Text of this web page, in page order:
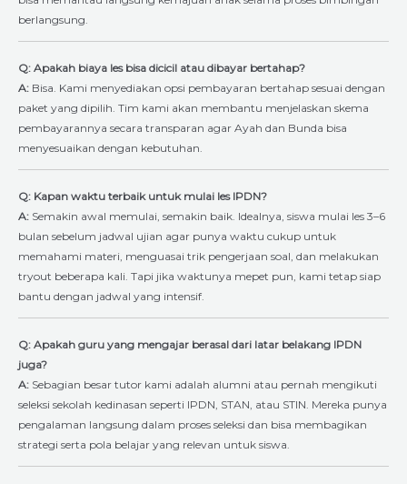
berlangsung.
Q: Apakah biaya les bisa dicicil atau dibayar bertahap?
A: Bisa. Kami menyediakan opsi pembayaran bertahap sesuai dengan
paket yang dipilih. Tim kami akan membantu menjelaskan skema
pembayarannya secara transparan agar Ayah dan Bunda bisa
menyesuaikan dengan kebutuhan.
Q: Kapan waktu terbaik untuk mulai les IPDN?
A: Semakin awal memulai, semakin baik. Idealnya, siswa mulai les 3–6
bulan sebelum jadwal ujian agar punya waktu cukup untuk
memahami materi, menguasai trik pengerjaan soal, dan melakukan
tryout beberapa kali. Tapi jika waktunya mepet pun, kami tetap siap
bantu dengan jadwal yang intensif.
Q: Apakah guru yang mengajar berasal dari latar belakang IPDN
juga?
A: Sebagian besar tutor kami adalah alumni atau pernah mengikuti
seleksi sekolah kedinasan seperti IPDN, STAN, atau STIN. Mereka punya
pengalaman langsung dalam proses seleksi dan bisa membagikan
strategi serta pola belajar yang relevan untuk siswa.